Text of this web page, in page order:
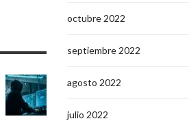
octubre 2022
septiembre 2022
agosto 2022
julio 2022